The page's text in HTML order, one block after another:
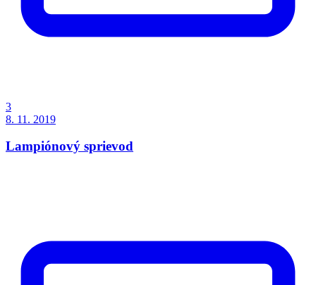
3
8. 11. 2019
Lampiónový sprievod